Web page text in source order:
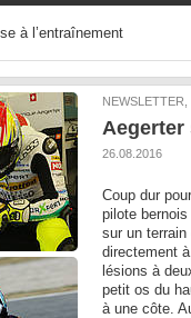
à l’entraînement
Aegerter
26.08.2016
Coup dur
pilote
sur un
directement
lésions à
petit os du
à une côte.